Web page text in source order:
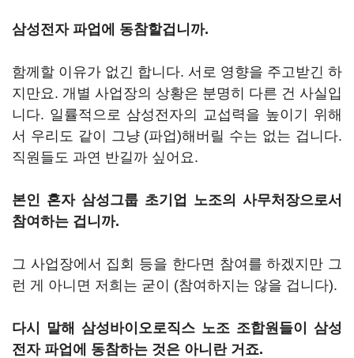
삼성전자 파업에 동참할겁니까.
함께할 이유가 없긴 합니다. 서로 영향을 주고받긴 하
지만요. 개별 사업장의 상황은 분명히 다른 건 사실입
니다. 일률적으로 삼성전자의 교섭력을 높이기 위해
서 우리도 같이 그냥 (파업)해버릴 수는 없는 겁니다.
직원들도 과연 반길까 싶어요.
본인 혼자 삼성그룹 초기업 노조의 사무처장으로서
참여하는 겁니까.
그 사업장에서 집회 등을 한다면 참여를 하겠지만 그
런 게 아니면 저희는 굳이 (참여하지는 않을 겁니다).
다시 말해 삼성바이오로직스 노조 조합원들이 삼성
전자 파업에 동참하는 것은 아니란 거죠.